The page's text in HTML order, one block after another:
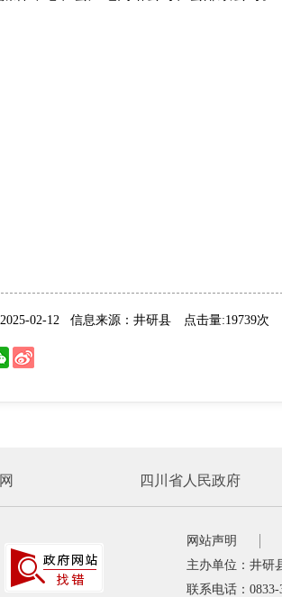
02-12 信息来源：井研县 点击量:19739次
四川省人民政府
网站声明
主办单位：井研
联系电话：